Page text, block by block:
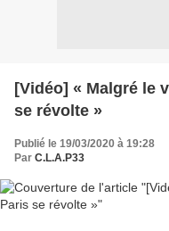
[Vidéo] « Malgré le
se révolte »
Publié le 19/03/2020 à 19:28
Par C.L.A.P33